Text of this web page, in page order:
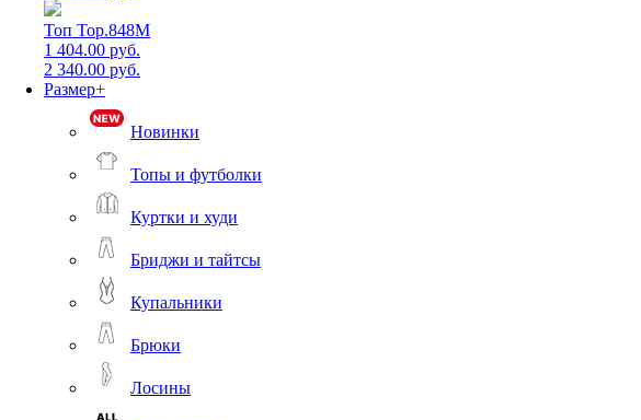
Топ Top.848M
1 404.00 руб.
2 340.00 руб.
Размер+
Новинки
Топы и футболки
Куртки и худи
Бриджи и тайтсы
Купальники
Брюки
Лосины